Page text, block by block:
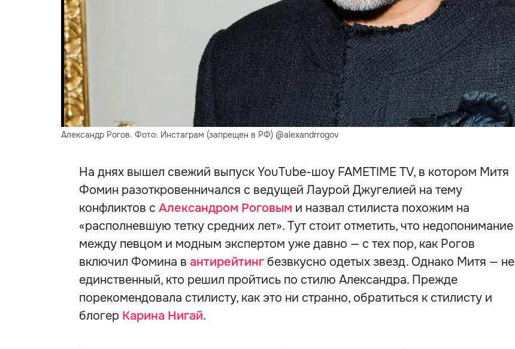
Александр Рогов. Фото: Инстаграм (запрещен в РФ) @alexandrrogov
На днях вышел свежий выпуск YouTube-шоу FAMETIME TV, в котором Митя
Фомин разоткровенничался с ведущей Лаурой Джугелией на тему
конфликтов с Александром Роговым и назвал стилиста похожим на
«располневшую тетку средних лет». Тут стоит отметить, что недопонимание
между певцом и модным экспертом уже давно — с тех пор, как Рогов
включил Фомина в антирейтинг безвкусно одетых звезд. Однако Митя — не
единственный, кто решил пройтись по стилю Александра. Прежде
порекомендовала стилисту, как это ни странно, обратиться к стилисту и
блогер Карина Нигай.